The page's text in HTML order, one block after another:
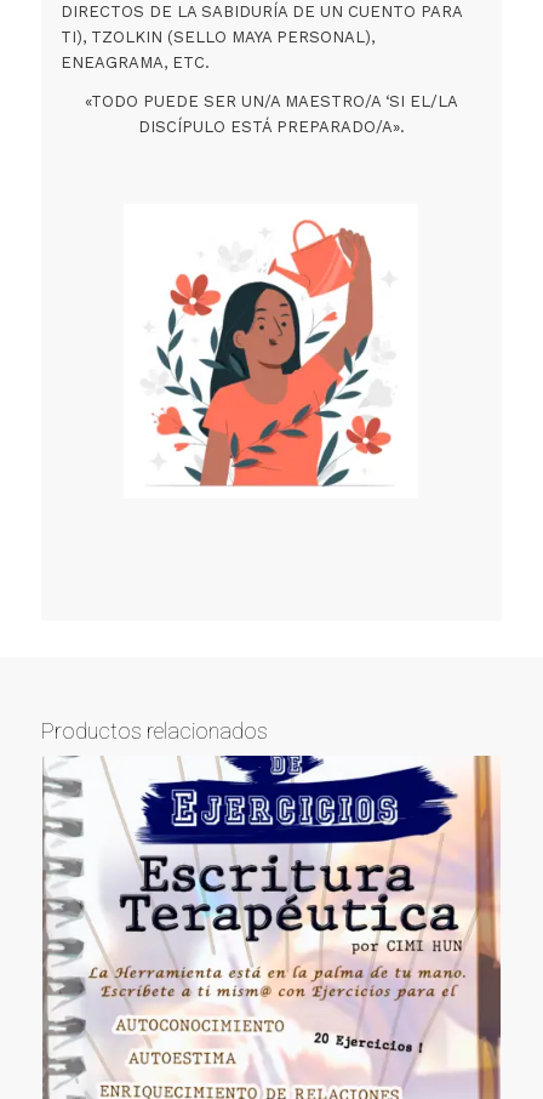
DIRECTOS DE LA SABIDURÍA DE UN CUENTO PARA
TI), TZOLKIN (SELLO MAYA PERSONAL),
ENEAGRAMA, ETC.
«TODO PUEDE SER UN/A MAESTRO/A ‘SI EL/LA
DISCÍPULO ESTÁ PREPARADO/A».
Productos relacionados